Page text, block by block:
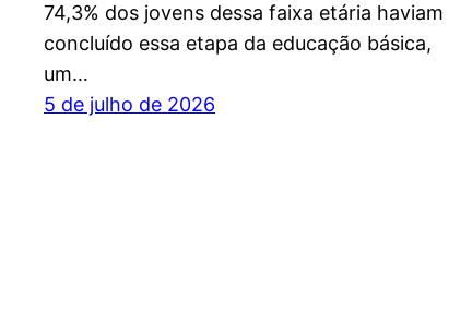
74,3% dos jovens dessa faixa etária haviam
concluído essa etapa da educação básica,
um…
5 de julho de 2026